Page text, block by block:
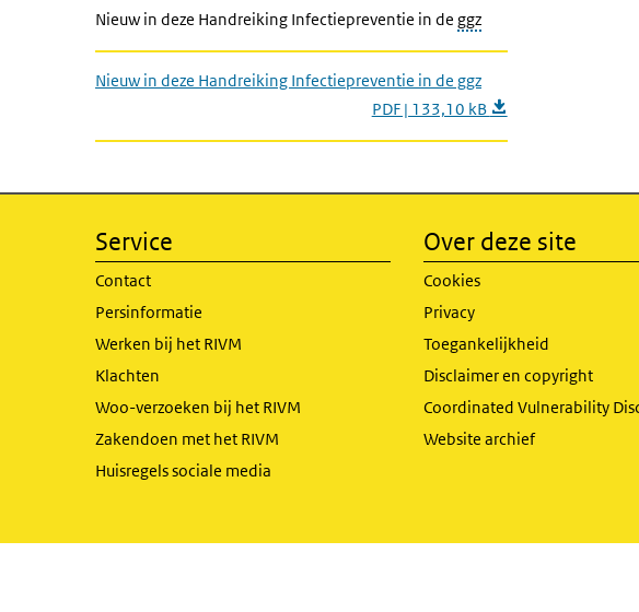
Nieuw in deze Handreiking Infectiepreventie in de ggz
Nieuw in deze Handreiking Infectiepreventie in de ggz
PDF | 133,10 kB
Service
Contact
Persinformatie
Werken bij het RIVM
Klachten
Woo-verzoeken bij het RIVM
Zakendoen met het RIVM
Huisregels sociale media
Over deze site
Cookies
Privacy
Toegankelijkheid
Disclaimer en copyright
Coordinated Vulnerability
Website archief